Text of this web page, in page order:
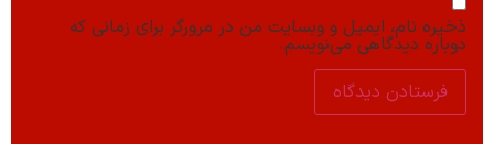
ذخیره نام، ایمیل و وبسایت من در مرورگر برای زمانی که
دوباره دیدگاهی می‌نویسم.